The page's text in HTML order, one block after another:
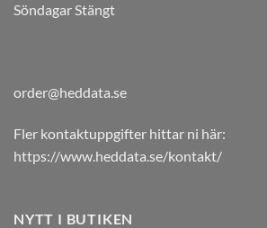
Söndagar Stängt
order@heddata.se
Fler kontaktuppgifter hittar ni här:
https://www.heddata.se/kontakt/
NYTT I BUTIKEN